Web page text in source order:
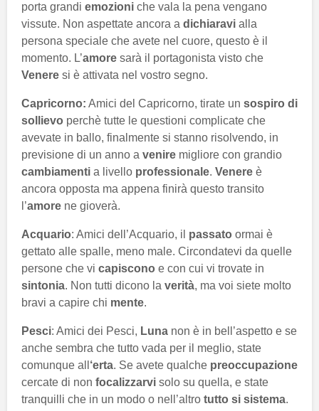
porta grandi emozioni che vala la pena vengano
vissute. Non aspettate ancora a dichiaravi alla
persona speciale che avete nel cuore, questo è il
momento. L’amore sarà il portagonista visto che
Venere si è attivata nel vostro segno.
Capricorno: Amici del Capricorno, tirate un sospiro di
sollievo perchè tutte le questioni complicate che
avevate in ballo, finalmente si stanno risolvendo, in
previsione di un anno a venire migliore con grandio
cambiamenti a livello professionale. Venere è
ancora opposta ma appena finirà questo transito
l’amore ne gioverà.
Acquario: Amici dell’Acquario, il passato ormai è
gettato alle spalle, meno male. Circondatevi da quelle
persone che vi capiscono e con cui vi trovate in
sintonia. Non tutti dicono la verità, ma voi siete molto
bravi a capire chi mente.
Pesci: Amici dei Pesci, Luna non è in bell’aspetto e se
anche sembra che tutto vada per il meglio, state
comunque all ‘erta. Se avete qualche preoccupazione
cercate di non focalizzarvi solo su quella, e state
tranquilli che in un modo o nell’altro tutto si sistema.